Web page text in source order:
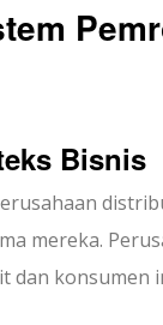
Bisnis
mereka.
konsumen